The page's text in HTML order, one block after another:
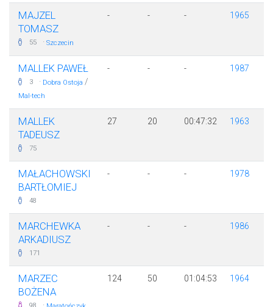
MAJZEL
TOMASZ
55 · Szczecin
- - - 1965
MALLEK PAWEŁ
3 · Dobra Ostoja /
Mal-tech
- - - 1987
MALLEK
TADEUSZ
75
27 20 00:47:32 1963
MAŁACHOWSKI
BARTŁOMIEJ
48
- - - 1978
MARCHEWKA
ARKADIUSZ
171
- - - 1986
MARZEC
BOŻENA
124 50 01:04:53 1964